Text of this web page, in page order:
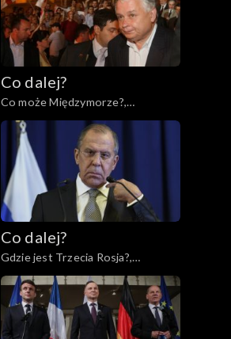
Co dalej?
Co może Międzymorze?,
14.03.2023
Co dalej?
Gdzie jest Trzecia Rosja?,
02.03.2023